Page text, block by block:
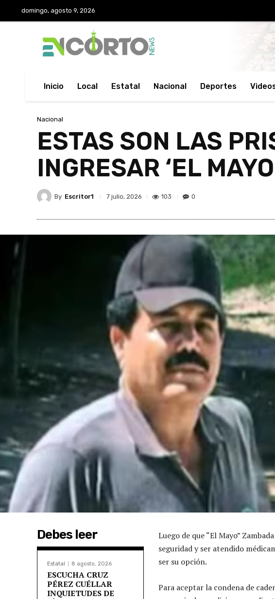
domingo, agosto 9, 2026
Inicio Local Estatal Nacional Deportes
Nacional
ESTAS SON LAS
INGRESAR ‘EL
By Escritor1 7 julio, 2026 103 0
Debes leer
Estatal 8 agosto, 2026
ESCUCHA CRUZ
PÉREZ CUÉLLAR
INQUIETUDES DE
Luego de que “El Mayo”
seguridad y ser atendido
ser su opción.
Para aceptar la condena de